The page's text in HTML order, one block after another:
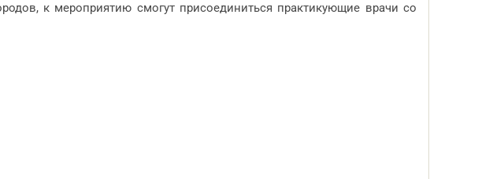
к мероприятию смогут присоединиться практикующие врачи со